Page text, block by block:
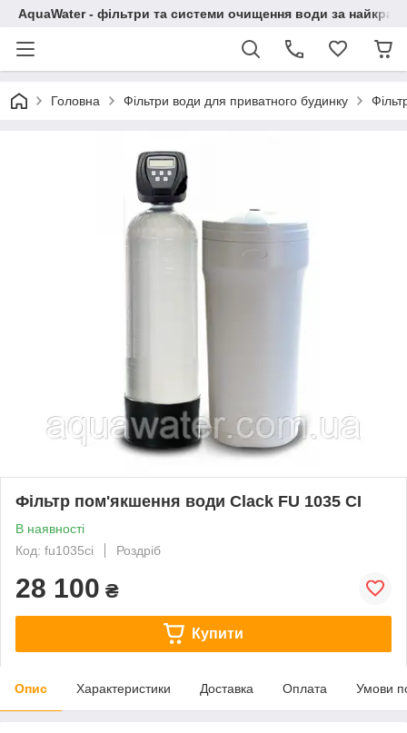
AquaWater - фільтри та системи очищення води за
Головна Фільтри води для приватного будинку
Фільтр пом'якшення води Clack FU 1035 CI
В наявності
Код: fu1035ci
Роздріб
28 100 ₴
Купити
Опис Характеристики Доставка Оплата Умови